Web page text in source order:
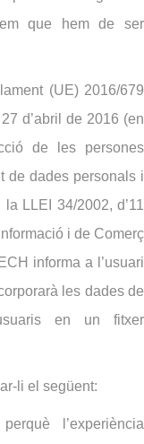
que hem de ser
(UE) 2016/679
d’abril de 2016 (en
de les persones
de dades personals i
LLEI 34/2002, d’11
i de Comerç
informa a l’usuari
les dades de
en un fitxer
li el següent:
l’experiència